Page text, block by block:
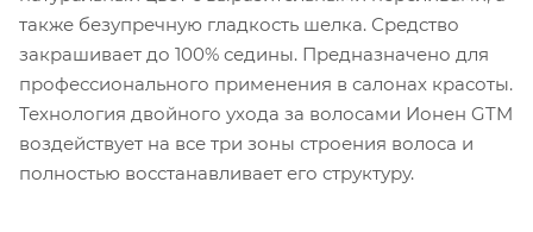
также безупречную гладкость шелка. Средство
закрашивает до 100% седины. Предназначено для
профессионального применения в салонах красоты.
Технология двойного ухода за волосами Ионен GTM
воздействует на все три зоны строения волоса и
полностью восстанавливает его структуру.